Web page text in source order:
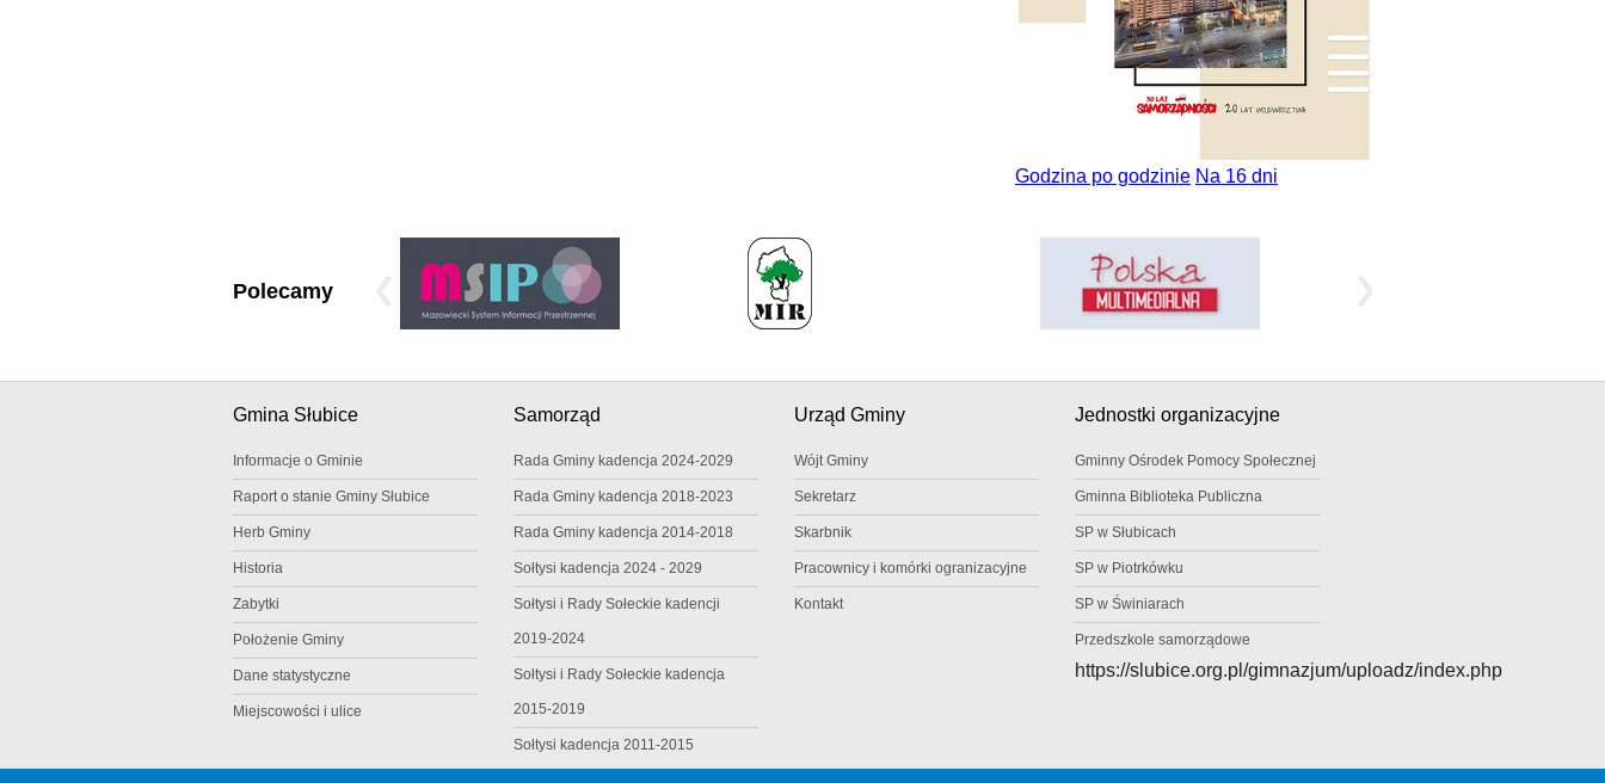
Godzina po godzinie Na 16 dni
Polecamy
Gmina Słubice
Informacje o Gminie
Raport o stanie Gminy Słubice
Herb Gminy
Historia
Zabytki
Położenie Gminy
Dane statystyczne
Miejscowości i ulice
Samorząd
Rada Gminy kadencja 2024-2029
Rada Gminy kadencja 2018-2023
Rada Gminy kadencja 2014-2018
Sołtysi kadencja 2024 - 2029
Sołtysi i Rady Sołeckie kadencji
2019-2024
Sołtysi i Rady Sołeckie kadencja
2015-2019
Sołtysi kadencja 2011-2015
Urząd Gminy
Wójt Gminy
Sekretarz
Skarbnik
Pracownicy i komórki ogranizacyjne
Kontakt
Jednostki organizacyjne
Gminny Ośrodek Pomocy Społecznej
Gminna Biblioteka Publiczna
SP w Słubicach
SP w Piotrkówku
SP w Świniarach
Przedszkole samorządowe
https://slubice.org.pl/gimnazjum/uploadz/index.php